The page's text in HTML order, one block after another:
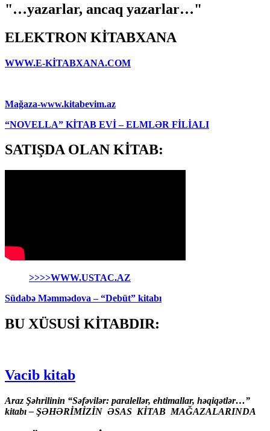
"…yazarlar, ancaq yazarlar…"
ELEKTRON KİTABXANA
WWW.E-KİTABXANA.COM
Mağaza-www.kitabevim.az
“NOVELLA” KİTAB EVİ – ELMLƏR FİLİALI
SATIŞDA OLAN KİTAB:
>>>>WWW.USTAC.AZ
Südabə Məmmədova – “Debüt” kitabı
BU XÜSUSİ KİTABDIR:
Vacib kitab
Araz Şəhrilinin “Səfəvilər: paralellər, ehtimallar, həqiqətlər…”
kitabı – ŞƏHƏRİMİZİN ƏSAS KİTAB MAĞAZALARINDA